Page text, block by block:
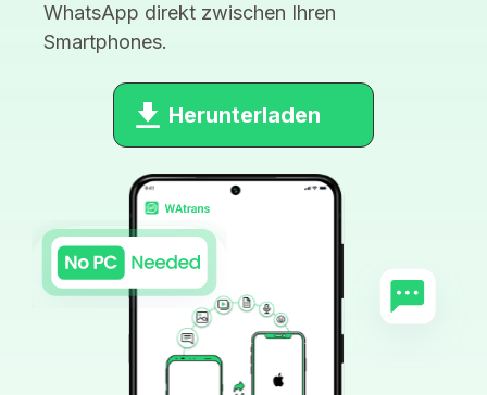
WhatsApp direkt zwischen Ihren
Smartphones.
Herunterladen